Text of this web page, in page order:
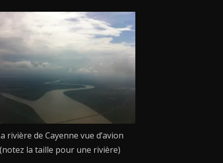
rivière de Cayenne vue d’avion
(notez la taille pour une rivière)